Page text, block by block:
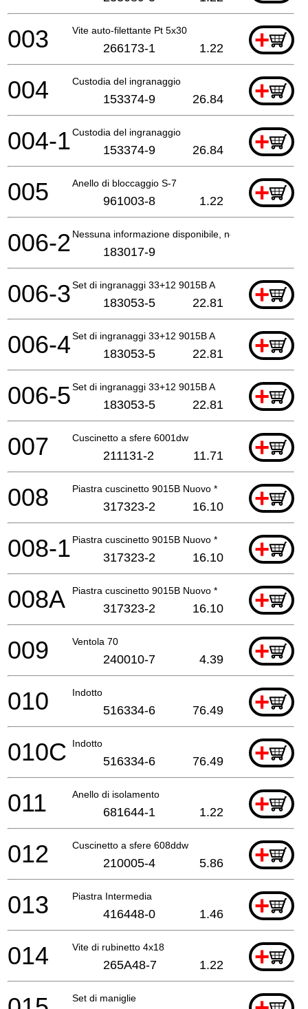
Vite auto-filettante Pt 5x30 +
003 266173-1 1.22
Custodia del ingranaggio +
004 153374-9 26.84
Custodia del ingranaggio +
004-1 153374-9 26.84
Anello di bloccaggio S-7 +
005 961003-8 1.22
Nessuna informazione disponibile, non ordinabile
006-2 183017-9
Set di ingranaggi 33+12 9015B A +
006-3 183053-5 22.81
Set di ingranaggi 33+12 9015B A +
006-4 183053-5 22.81
Set di ingranaggi 33+12 9015B A +
006-5 183053-5 22.81
Cuscinetto a sfere 6001dw +
007 211131-2 11.71
Piastra cuscinetto 9015B Nuovo * +
008 317323-2 16.10
Piastra cuscinetto 9015B Nuovo * +
008-1 317323-2 16.10
Piastra cuscinetto 9015B Nuovo * +
008A 317323-2 16.10
Ventola 70 +
009 240010-7 4.39
Indotto +
010 516334-6 76.49
Indotto +
010C 516334-6 76.49
Anello di isolamento +
011 681644-1 1.22
Cuscinetto a sfere 608ddw +
012 210005-4 5.86
Piastra Intermedia +
013 416448-0 1.46
Vite di rubinetto 4x18 +
014 265A48-7 1.22
Set di maniglie